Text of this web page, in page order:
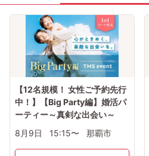
【12名規模！ 女性ご予約先行
中！】【Big Party編】婚活パ
ーティー～真剣な出会い～
8月9日
15:15〜 那覇市